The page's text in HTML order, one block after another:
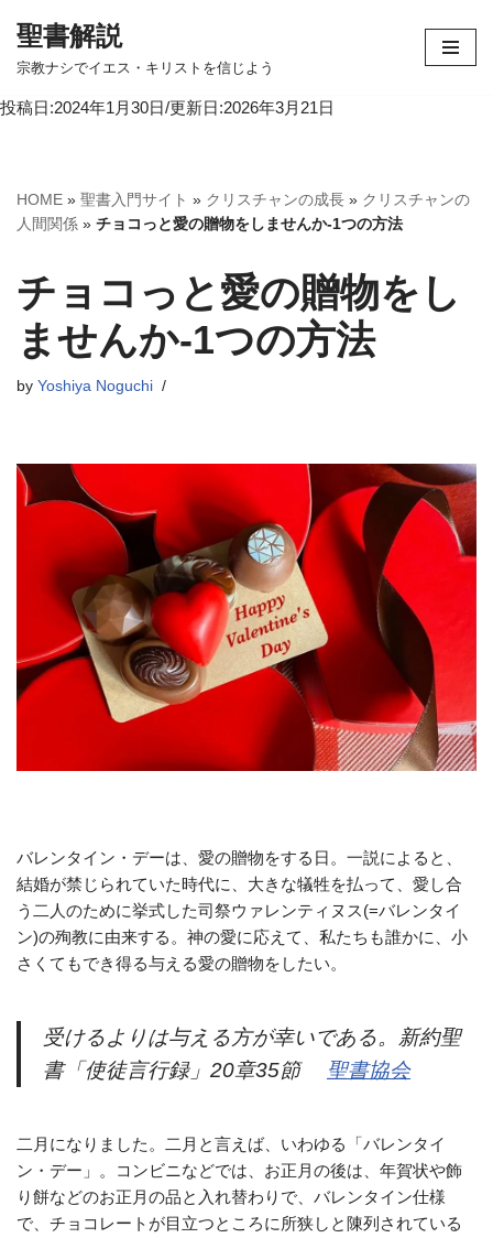
コ
テ
へ
ス
プ
聖書解説
宗教ナシでイエス・キリストを信じよう
投稿日:2024年1月30日/更新日:2026年3月21日
HOME » 聖書入門サイト » クリスチャンの成長 » クリスチャンの
人間関係 » チョコっと愛の贈物をしませんか-1つの方法
チョコっと愛の贈物をし
ませんか-1つの方法
by Yoshiya Noguchi
バレンタイン・デーは、愛の贈物をする日。一説によると、
結婚が禁じられていた時代に、大きな犠牲を払って、愛し合
う二人のために挙式した司祭ウァレンティヌス(=バレンタイ
ン)の殉教に由来する。神の愛に応えて、私たちも誰かに、小
さくてもでき得る与える愛の贈物をしたい。
受けるよりは与える方が幸いである。新約聖
書「使徒言行録」20章35節 聖書協会
二月になりました。二月と言えば、いわゆる「バレンタイ
ン・デー」。コンビニなどでは、お正月の後は、年賀状や飾
り餅などのお正月の品と入れ替わりで、バレンタイン仕様
で、チョコレートが目立つところに所狭しと陳列されている